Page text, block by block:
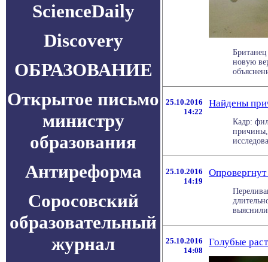
ScienceDaily
Discovery
ОБРАЗОВАНИЕ
Открытое письмо
министру
образования
Антиреформа
Соросовский
образовательный
журнал
новую
25.10.2016
14:22
Найдены
Кадр:
причины,
25.10.2016
14:19
25.10.2016
14:08
Голубые